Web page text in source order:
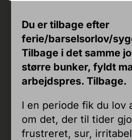
Du er tilbage efter
ferie/barselsorlov/
Tilbage i det samme
større bunker, fyldt
arbejdspres. Tilbage.
I en periode fik du lov
om det, der til tider
frustreret, sur,